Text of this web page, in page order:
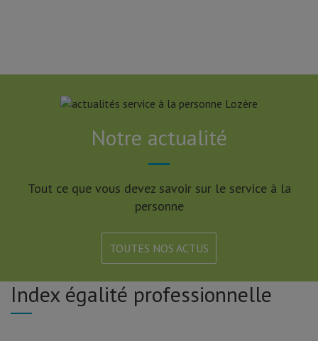
Notre actualité
Tout ce que vous devez savoir sur le service à la
personne
TOUTES NOS ACTUS
Index égalité professionnelle